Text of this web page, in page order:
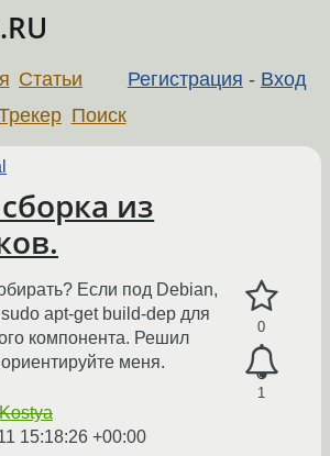
Регистрация - Вход
Статьи
Поиск
из
0
1
Если под Debian,
apt-get build-dep для
компонента. Решил
меня.
15:18:26 +00:00